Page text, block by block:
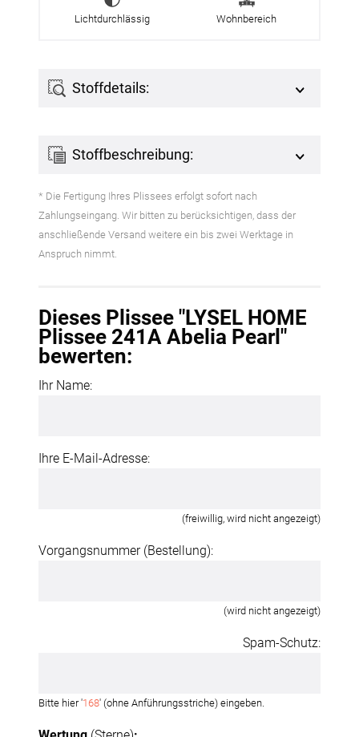
Lichtdurchlässig Wohnbereich
Stoffdetails:
Stoffbeschreibung:
* Die Fertigung Ihres Plissees erfolgt sofort nach
Zahlungseingang. Wir bitten zu berücksichtigen, dass der
anschließende Versand weitere ein bis zwei Werktage in
Anspruch nimmt.
Dieses Plissee "LYSEL HOME
Plissee 241A Abelia Pearl"
bewerten:
Ihr Name:
Ihre E-Mail-Adresse:
(freiwillig, wird nicht angezeigt)
Vorgangsnummer (Bestellung):
(wird nicht angezeigt)
Spam-Schutz:
Bitte hier '168' (ohne Anführungsstriche) eingeben.